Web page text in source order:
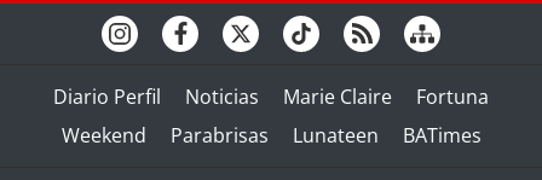
Diario Perfil Noticias Marie Claire
Fortuna
Weekend
Parabrisas Lunateen BATimes